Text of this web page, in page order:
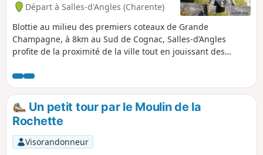
Départ à Salles-d'Angles (Charente)
Blottie au milieu des premiers coteaux de Grande
Champagne, à 8km au Sud de Cognac, Salles-d’Angles
profite de la proximité de la ville tout en jouissant des
vie économique.
Un petit tour par le Moulin de la
Rochette
Visorandonneur